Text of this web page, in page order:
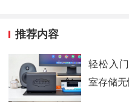
推荐内容
轻松入
室存储无